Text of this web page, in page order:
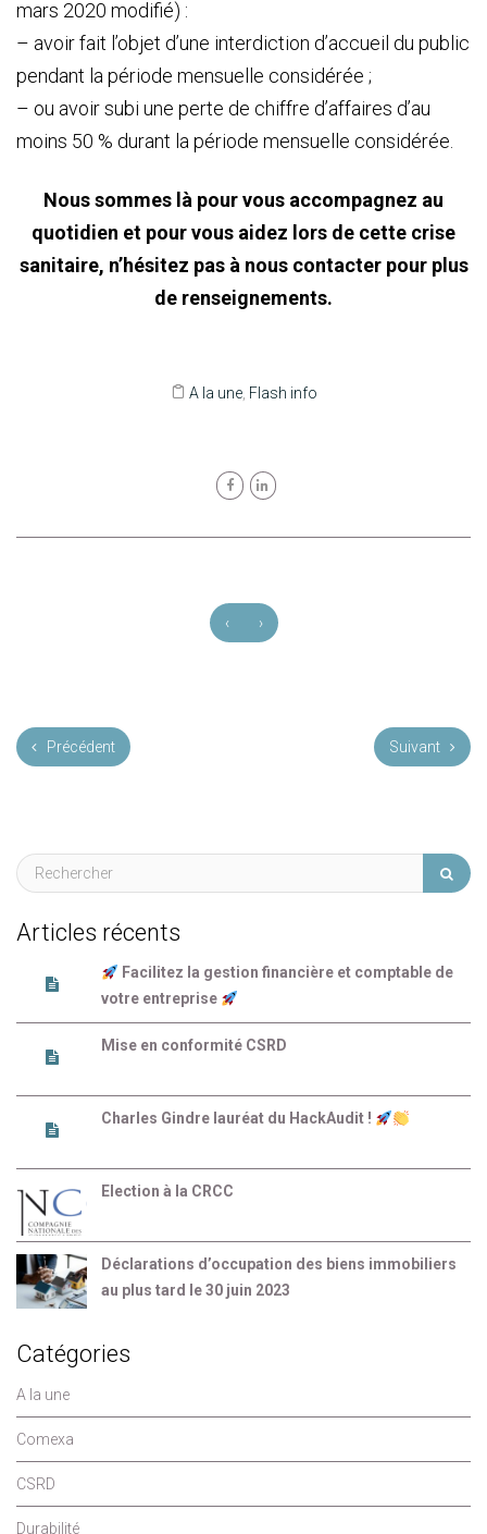
mars 2020 modifié) :
– avoir fait l’objet d’une interdiction d’accueil du public
pendant la période mensuelle considérée ;
– ou avoir subi une perte de chiffre d’affaires d’au
moins 50 % durant la période mensuelle considérée.
Nous sommes là pour vous accompagnez au
quotidien et pour vous aidez lors de cette crise
sanitaire, n’hésitez pas à nous contacter pour plus
de renseignements.
A la une, Flash info
‹ ›
Précédent Suivant
Articles récents
Facilitez la gestion financière et comptable de
votre entreprise
Mise en conformité CSRD
Charles Gindre lauréat du HackAudit !
Election à la CRCC
Déclarations d’occupation des biens immobiliers
au plus tard le 30 juin 2023
Catégories
A la une
Comexa
CSRD
Durabilité